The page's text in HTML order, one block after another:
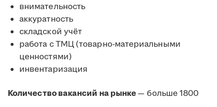
внимательность
аккуратность
складской учёт
работа с ТМЦ (товарно-материальными
ценностями)
инвентаризация
Количество вакансий на рынке— больше 1800